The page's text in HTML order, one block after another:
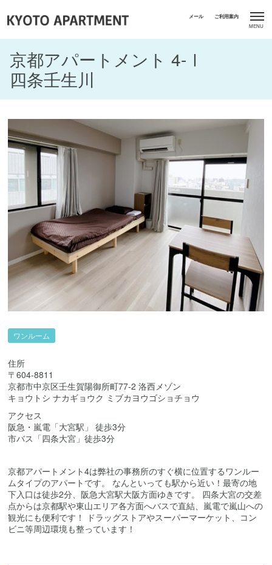
京都アパートメント 4-Ⅰ
四条壬生川
ワンルーム
住所
〒604-8811
京都市中京区壬生賀陽御所町77-2 洛西メゾン
キョウトシ ナカギョウク ミブカヨウゴショチョウ
アクセス
阪急・嵐電「大宮駅」 徒歩3分
市バス「四条大宮」徒歩3分
京都アパートメント4は弊社の事務所のすぐ横に位置するワンルー
ムタイプのアパートです。 なんといっても駅から近い！最寄の地
下入口は徒歩2分、阪急大宮駅大阪方面ゆきです。 四条大宮の交差
点からは京都駅や東山エリア各方面へバスで直結、嵐電で嵐山への
観光にも便利です！ ドラッグストアやスーパーマーケット、コン
ビニ等周辺環境も整っています！